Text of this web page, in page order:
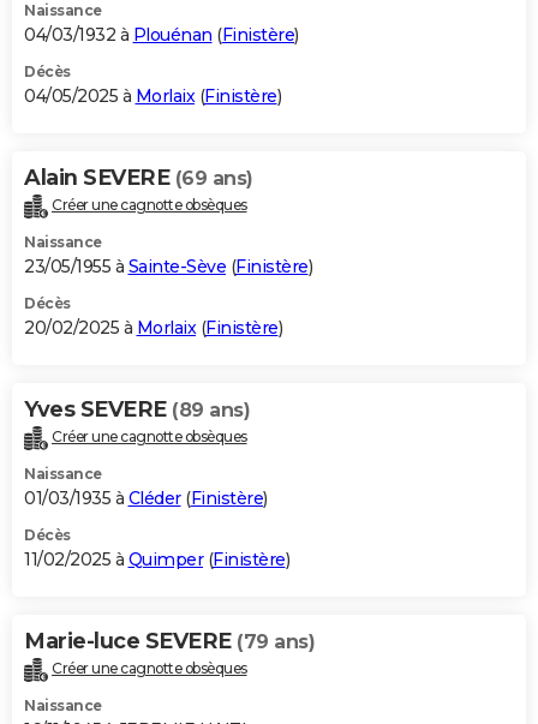
Naissance
04/03/1932 à Plouénan (Finistère)
Décès
04/05/2025 à Morlaix(Finistère)
Alain SEVERE (69 ans)
Créer une cagnotte obsèques
Naissance
23/05/1955 à Sainte-Sève (Finistère)
Décès
20/02/2025 à Morlaix(Finistère)
Yves SEVERE (89 ans)
Créer une cagnotte obsèques
Naissance
01/03/1935 à Cléder(Finistère)
Décès
11/02/2025 à Quimper(Finistère)
Marie-luce SEVERE (79 ans)
Créer une cagnotte obsèques
Naissance